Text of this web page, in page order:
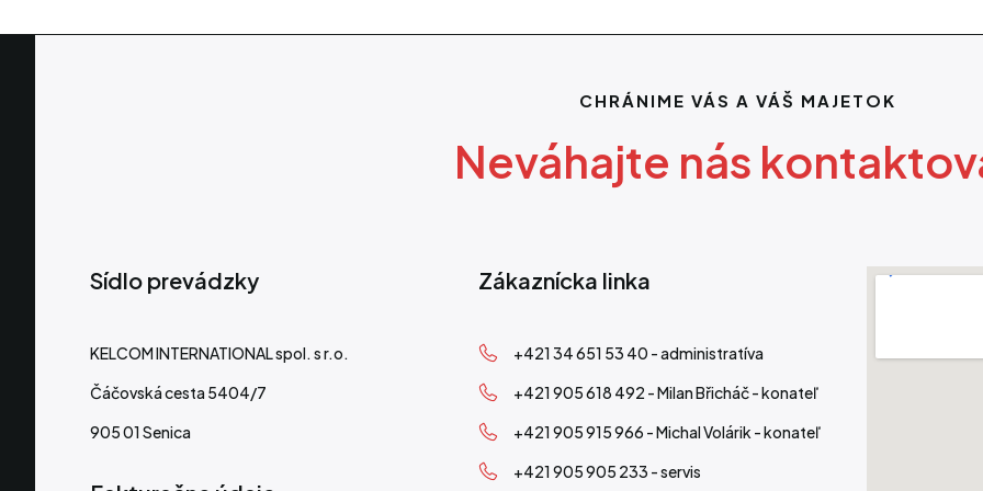
CHRÁNIME VÁS A VÁŠ MAJETOK
Neváhajte nás
Sídlo prevádzky
KELCOM INTERNATIONAL spol. s r.o.
Čáčovská cesta 5404/7
905 01 Senica
Zákaznícka linka
+421 34 651 53 40 - administratíva
+421 905 618 492 - Milan Břicháč - konateľ
+421 905 915 966 - Michal Volárik - konateľ
+421 905 905 233 - servis